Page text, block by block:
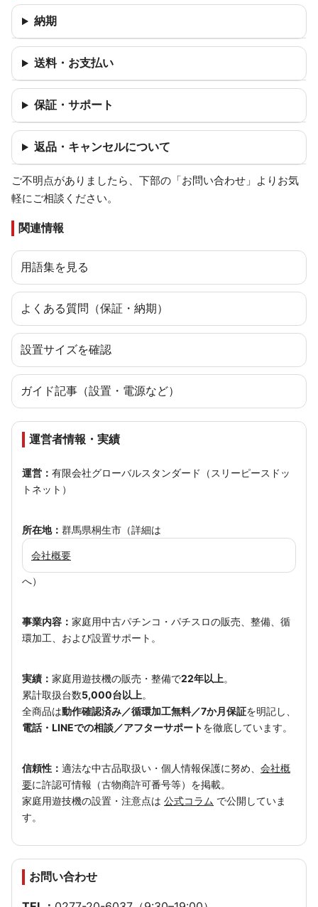
納期
送料・お支払い
保証・サポート
返品・キャンセルについて
ご不明点がありましたら、下部の「お問い合わせ」よりお気
軽にご相談ください。
関連情報
用語集を見る
よくある質問（保証・納期）
設置サイズを確認
ガイド記事（設置・電源など）
運営者情報・実績
運営： 有限会社グローバルスタンダード（スリーピースドッ
トネット）
所在地： 群馬県桐生市（詳細は
会社概要
へ）
事業内容： 家庭用中古パチンコ・パチスロの販売、整備、循
環加工、および設置サポート。
実績： 家庭用遊技機の販売・整備で22年以上。
累計取扱台数5,000台以上。
全商品は動作確認済み／循環加工無料／7か月保証を明記し、
電話・LINEでの相談／アフターサポートを徹底しています。
信頼性： 適法な中古品取扱い・個人情報保護に努め、 会社概
要に許認可情報（古物商許可番号等）を掲載。
家庭用遊技機の設置・注意点は 公式コラム で公開していま
す。
お問い合わせ